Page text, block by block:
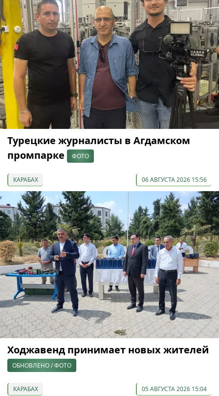
Турецкие журналисты в Агдамском
промпарке
ФОТО
КАРАБАХ 06 АВГУСТА 2026 15:56
Ходжавенд принимает новых жителей
ОБНОВЛЕНО / ФОТО
КАРАБАХ 05 АВГУСТА 2026 15:04